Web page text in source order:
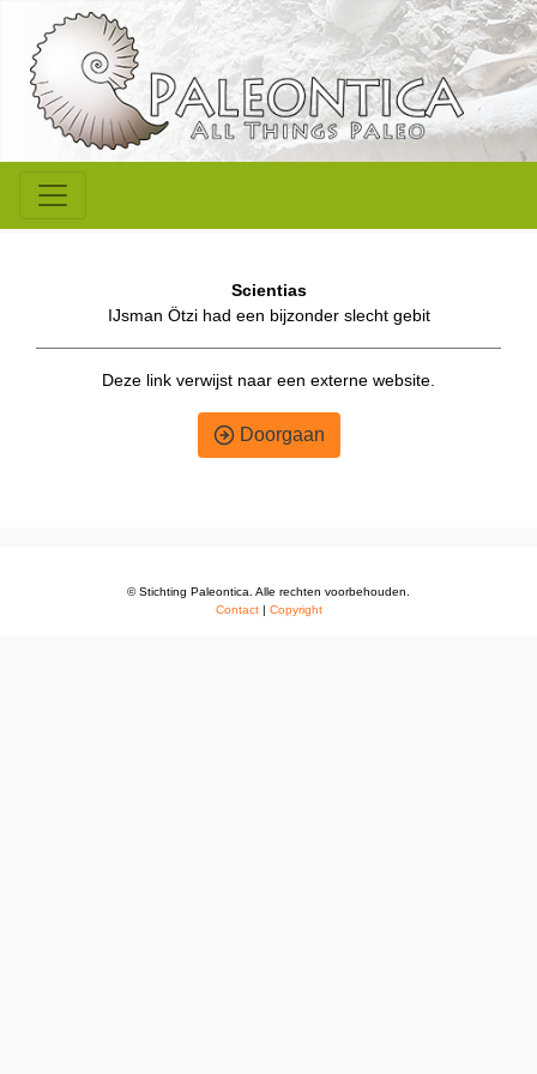
Scientias
IJsman Ötzi had een bijzonder slecht gebit
Deze link verwijst naar een externe website.
Doorgaan
© Stichting Paleontica. Alle rechten voorbehouden.
Contact| Copyright